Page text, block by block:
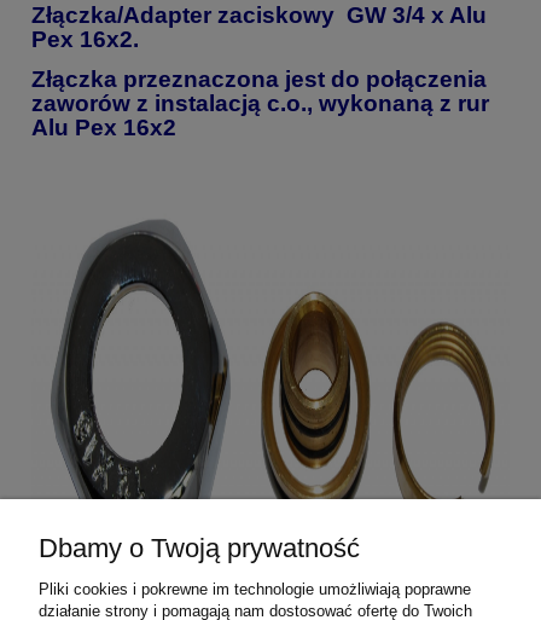
Złączka/Adapter zaciskowy GW 3/4 x Alu
Pex 16x2.
Złączka przeznaczona jest do połączenia
zaworów z instalacją c.o., wykonaną z rur
Alu Pex 16x2
Dbamy o Twoją prywatność
Pliki cookies i pokrewne im technologie umożliwiają poprawne
działanie strony i pomagają nam dostosować ofertę do Twoich